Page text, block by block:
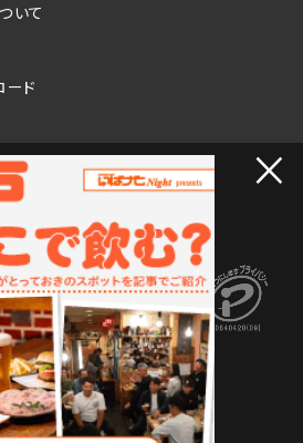
いて
ード
Ltd. All Rights Reserved.
×